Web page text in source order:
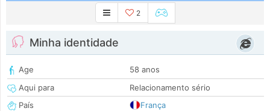
2
Minha identidade
Age
58 anos
Aqui para
Relacionamento sério
País
França